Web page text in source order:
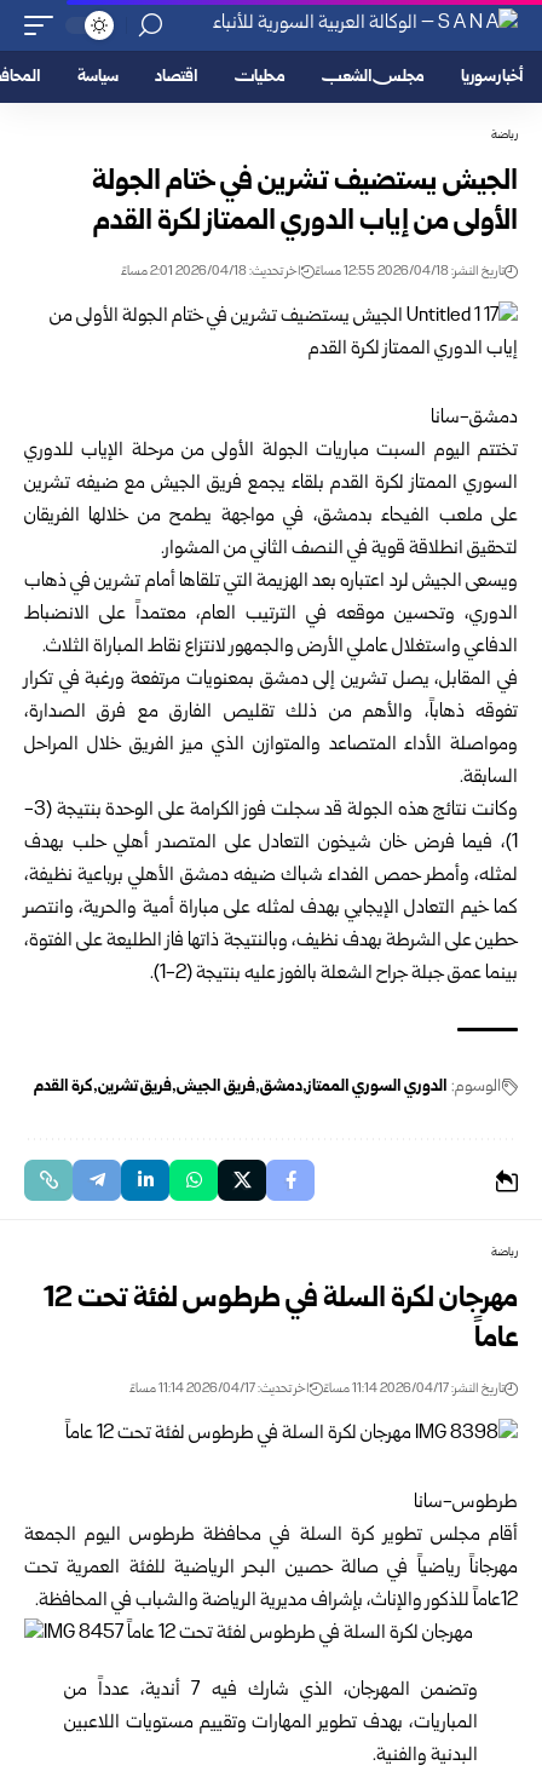
أخبار سوريا مجلس الشعب محليات اقتصاد سياسة
رياضة
الجيش يستضيف تشرين في ختام الجولة
الأولى من إياب الدوري الممتاز لكرة القدم
تاريخ النشر: 2026/04/18 12:55 مساءً اخر تحديث: 2026/04/18 2:01 مساءً
دمشق-سانا
تختتم اليوم السبت مباريات الجولة الأولى من مرحلة الإياب للدوري
السوري الممتاز لكرة القدم بلقاء يجمع فريق الجيش مع ضيفه تشرين
على ملعب الفيحاء بدمشق، في مواجهة يطمح من خلالها الفريقان
لتحقيق انطلاقة قوية في النصف الثاني من المشوار.
ويسعى الجيش لرد اعتباره بعد الهزيمة التي تلقاها أمام تشرين في ذهاب
الدوري، وتحسين موقعه في الترتيب العام، معتمداً على الانضباط
الدفاعي واستغلال عاملي الأرض والجمهور لانتزاع نقاط المباراة الثلاث.
في المقابل، يصل تشرين إلى دمشق بمعنويات مرتفعة ورغبة في تكرار
تفوقه ذهاباً، والأهم من ذلك تقليص الفارق مع فرق الصدارة،
ومواصلة الأداء المتصاعد والمتوازن الذي ميز الفريق خلال المراحل
السابقة.
وكانت نتائج هذه الجولة قد سجلت فوز الكرامة على الوحدة بنتيجة (3-
1)، فيما فرض خان شيخون التعادل على المتصدر أهلي حلب بهدف
لمثله، وأمطر حمص الفداء شباك ضيفه دمشق الأهلي برباعية نظيفة،
كما خيم التعادل الإيجابي بهدف لمثله على مباراة أمية والحرية، وانتصر
حطين على الشرطة بهدف نظيف، وبالنتيجة ذاتها فاز الطليعة على الفتوة،
بينما عمق جبلة جراح الشعلة بالفوز عليه بنتيجة (2-1).
الوسوم: الدوري السوري الممتاز دمشق فريق الجيش فريق تشرين كرة القدم
رياضة
مهرجان لكرة السلة في طرطوس لفئة تحت 12
عاماً
تاريخ النشر: 2026/04/17 11:14 مساءً اخر تحديث: 2026/04/17 11:14 مساءً
طرطوس-سانا
أقام مجلس تطوير كرة السلة في محافظة طرطوس اليوم الجمعة
مهرجاناً رياضياً في صالة حصين البحر الرياضية للفئة العمرية تحت
12عاماً للذكور والإناث، بإشراف مديرية الرياضة والشباب في المحافظة.
وتضمن المهرجان، الذي شارك فيه 7 أندية، عدداً من
المباريات، بهدف تطوير المهارات وتقييم مستويات اللاعبين
البدنية والفنية.